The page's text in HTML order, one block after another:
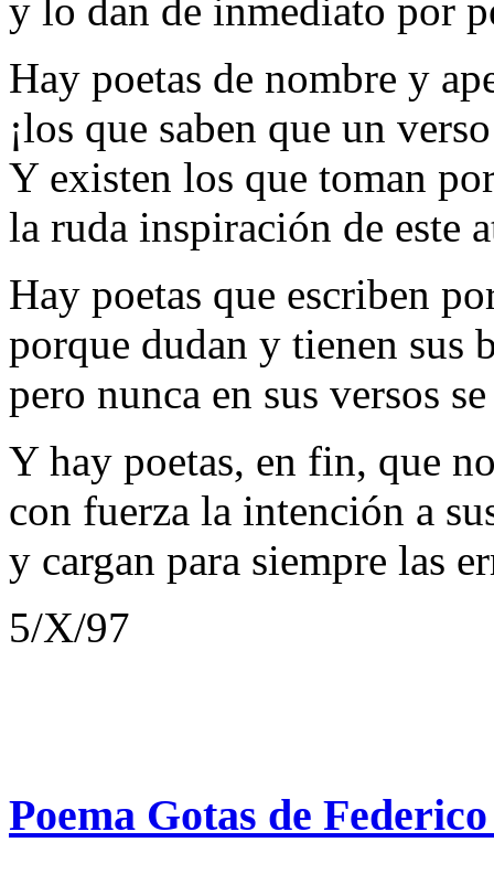
y lo dan de inmediato por
Hay poetas de nombre y
¡los que saben que un
Y existen los que toman
la ruda inspiración de este
Hay poetas que escriben
porque dudan y tienen sus
pero nunca en sus versos
Y hay poetas, en fin, que
con fuerza la intención a
y cargan para siempre las
5/X/97
Poema Gotas de